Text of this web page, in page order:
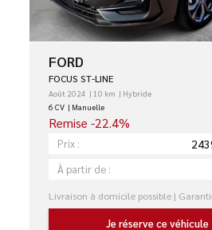
FORD
FOCUS ST-LINE
Août 2024 10 km
Hybride
6 CV
Manuelle
Remise -22.4%
Prix :
À partir de :
Livraison à domicile possible |
Je réserve ce véhicule